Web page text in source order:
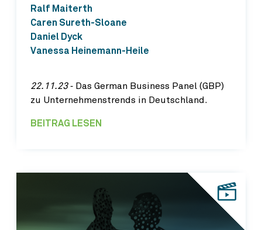
Ralf Maiterth
Caren Sureth-Sloane
Daniel Dyck
Vanessa Heinemann-Heile
22.11.23‐ Das German Business Panel (GBP)
zu Unternehmenstrends in Deutschland.
BEITRAG LESEN